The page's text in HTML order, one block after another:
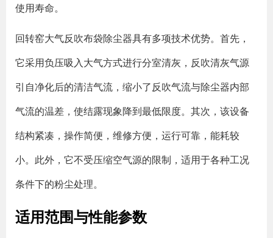
使用寿命。
回转窑大气反吹布袋除尘器具有多项技术优势。首先，
它采用负压吸入大气方式进行分室清灰，反吹清灰气源
引自净化后的清洁气流，缩小了反吹气流与除尘器内部
气流的温差，使结露现象降到最低限度。其次，该设备
结构紧凑，操作简便，维修方便，运行可靠，能耗较
小。此外，它不受压缩空气源的限制，适用于各种工况
条件下的粉尘处理。
适用范围与性能参数